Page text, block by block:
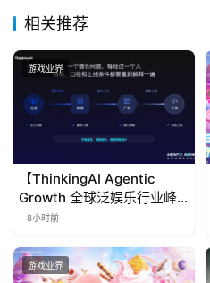
相关推荐
游戏业界
【ThinkingAI Agentic
Growth 全球泛娱乐行业峰
会】Agent 时代，人到底负
8小时前
游戏业界